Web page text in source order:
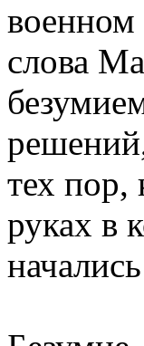
военном
слова
тех пор,
руках в